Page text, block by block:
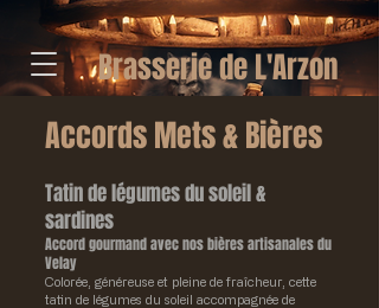
Brasserie de L'Arzon
Accords Mets & Bières
Tatin de légumes du soleil &
sardines
Accord gourmand avec nos bières artisanales du
Velay
Colorée, généreuse et pleine de fraîcheur, cette
tatin de légumes du soleil accompagnée de